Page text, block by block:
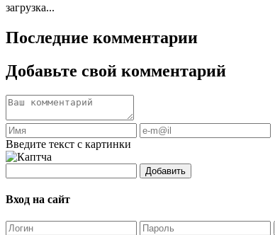
загрузка...
Последние комментарии
Добавьте свой комментарий
Введите текст с картинки
Добавить
Вход на сайт